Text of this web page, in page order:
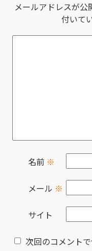
メールアドレスが公
付いて
名前 ※
メール ※
サイト
次回のコメント